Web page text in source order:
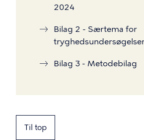
2024
Bilag 2 - Særtema for
Bilag 3 - Metodebilag
Til top